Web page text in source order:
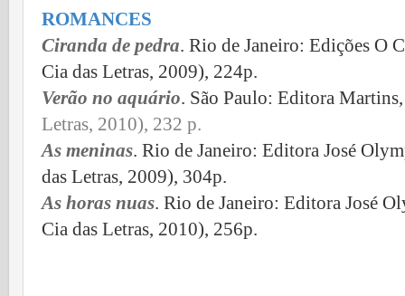
ROMANCES
Ciranda de pedra. Rio de Janeiro: Edições O
Cia das Letras, 2009), 224p.
Verão no aquário. São Paulo: Editora
Letras, 2010), 232 p.
As meninas. Rio de Janeiro: Editora José
das Letras, 2009), 304p.
As horas nuas. Rio de Janeiro: Editora José
Cia das Letras, 2010), 256p.